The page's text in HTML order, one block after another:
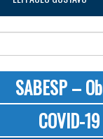
SABESP –
COVID-19